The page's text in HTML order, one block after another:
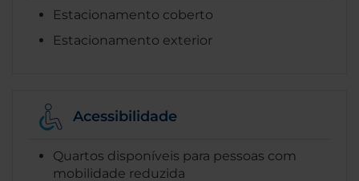
Estacionamento coberto
Estacionamento exterior
Acessibilidade
Quartos disponíveis para pessoas com
mobilidade reduzida